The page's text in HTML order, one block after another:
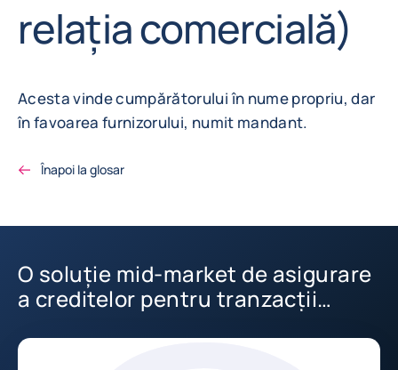
relația comercială)
Acesta vinde cumpărătorului în nume propriu, dar
în favoarea furnizorului, numit mandant.
Înapoi la glosar
O soluție mid-market de asigurare
a creditelor pentru tranzacții